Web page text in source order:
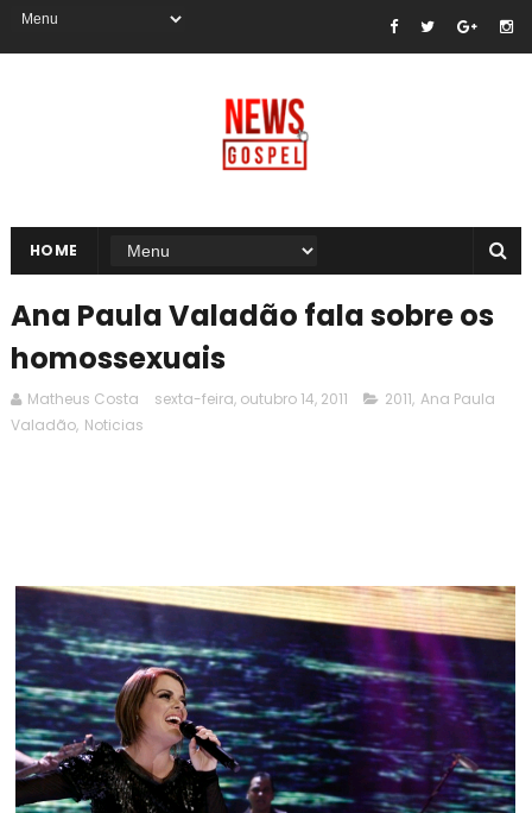
HOME
Ana Paula Valadão fala sobre os
homossexuais
Matheus Costa sexta-feira, outubro 14, 2011 2011, Ana Paula
Valadão, Noticias